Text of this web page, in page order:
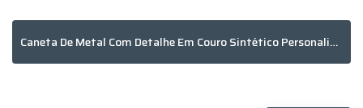
Caneta De Metal Com Detalhe Em Couro Sintético Personalizada